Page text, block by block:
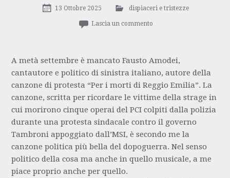
13 Ottobre 2025 dispiaceri e tristezze
Lascia un commento
A metà settembre è mancato Fausto Amodei,
cantautore e politico di sinistra italiano, autore della
canzone di protesta “Per i morti di Reggio Emilia”. La
canzone, scritta per ricordare le vittime della strage in
cui morirono cinque operai del PCI colpiti dalla polizia
durante una protesta sindacale contro il governo
Tambroni appoggiato dall’MSI, è secondo me la
canzone politica più bella del dopoguerra. Nel senso
politico della cosa ma anche in quello musicale, a me
piace proprio anche per quello.